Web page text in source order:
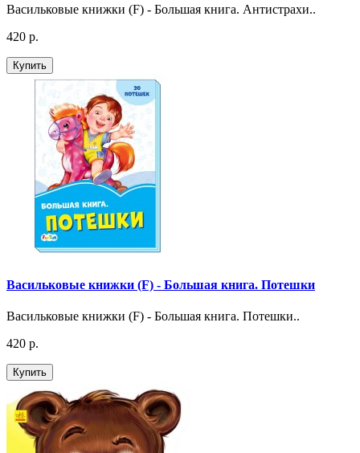
Васильковые книжки (F) - Большая книга. Антистрахи..
420 р.
Купить
Васильковые книжки (F) - Большая книга. Потешки
Васильковые книжки (F) - Большая книга. Потешки..
420 р.
Купить